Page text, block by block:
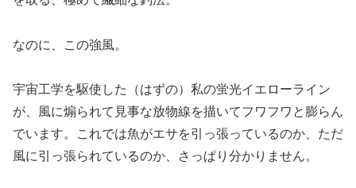
なのに、この強風。
宇宙工学を駆使した（はずの）私の蛍光イエローライン
が、風に煽られて見事な放物線を描いてフワフワと膨らん
でいます。これでは魚がエサを引っ張っているのか、ただ
風に引っ張られているのか、さっぱり分かりません。